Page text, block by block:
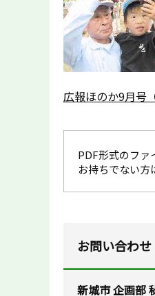
広報ほのか9月号
PDF形式のファ
お持ちでない方
お問い合わせ
新城市 企画部